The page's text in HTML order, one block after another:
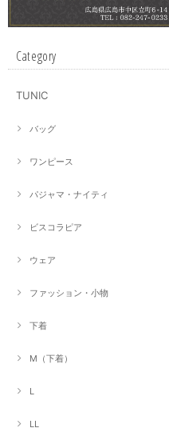
Category
TUNIC
バッグ
ワンピース
パジャマ・ナイティ
ビスコラピア
ウェア
ファッション・小物
下着
M（下着）
L
LL